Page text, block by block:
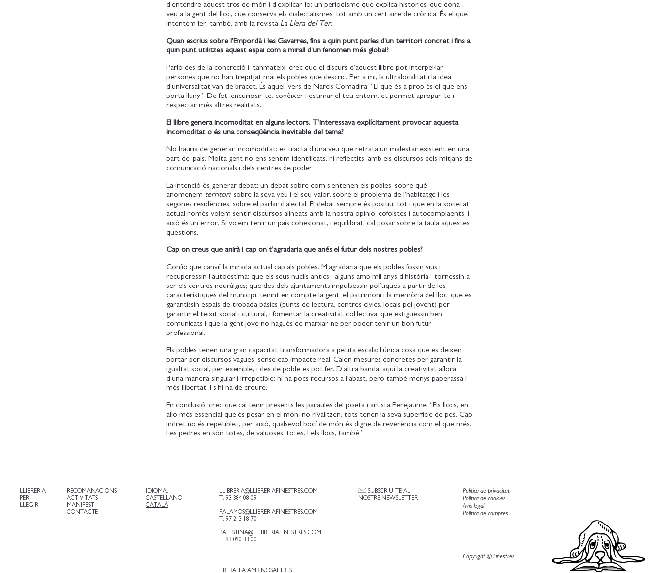
d’entendre aquest tros de món i d’explicar-lo: un periodisme que explica històries, que dona
veu a la gent del lloc, que conserva els dialectalismes, tot amb un cert aire de crònica. És el que
intentem fer, també, amb la revista La Llera del Ter.
Quan escrius sobre l’Empordà i les Gavarres, fins a quin punt parles d’un territori concret i fins a
quin punt utilitzes aquest espai com a mirall d’un fenomen més global?
Parlo des de la concreció i, tanmateix, crec que el discurs d’aquest llibre pot interpel·lar
persones que no han trepitjat mai els pobles que descric. Per a mi, la ultralocalitat i la idea
d’universalitat van de bracet. És aquell vers de Narcís Comadira: “El que és a prop és el que ens
porta lluny”. De fet, encuriosir-te, conèixer i estimar el teu entorn, et permet apropar-te i
respectar més altres realitats.
El llibre genera incomoditat en alguns lectors. T’interessava explícitament provocar aquesta
incomoditat o és una conseqüència inevitable del tema?
No hauria de generar incomoditat: es tracta d’una veu que retrata un malestar existent en una
part del país. Molta gent no ens sentim identificats, ni reflectits, amb els discursos dels mitjans de
comunicació nacionals i dels centres de poder.
La intenció és generar debat: un debat sobre com s’entenen els pobles, sobre què
anomenem territori, sobre la seva veu i el seu valor, sobre el problema de l’habitatge i les
segones residències, sobre el parlar dialectal. El debat sempre és positiu, tot i que en la societat
actual només volem sentir discursos alineats amb la nostra opinió, cofoistes i autocomplaents, i
això és un error. Si volem tenir un país cohesionat, i equilibrat, cal posar sobre la taula aquestes
qüestions.
Cap on creus que anirà i cap on t’agradaria que anés el futur dels nostres pobles?
Confio que canviï la mirada actual cap als pobles. M’agradaria que els pobles fossin vius i
recuperessin l’autoestima: que els seus nuclis antics –alguns amb mil anys d’història– tornessin a
ser els centres neuràlgics; que des dels ajuntaments impulsessin polítiques a partir de les
característiques del municipi, tenint en compte la gent, el patrimoni i la memòria del lloc; que es
garantissin espais de trobada bàsics (punts de lectura, centres cívics, locals pel jovent) per
garantir el teixit social i cultural, i fomentar la creativitat col·lectiva; que estiguessin ben
comunicats i que la gent jove no hagués de marxar-ne per poder tenir un bon futur
professional.
Els pobles tenen una gran capacitat transformadora a petita escala: l’única cosa que es deixen
portar per discursos vagues, sense cap impacte real. Calen mesures concretes per garantir la
igualtat social, per exemple, i des de poble es pot fer. D’altra banda, aquí la creativitat aflora
d’una manera singular i irrepetible: hi ha pocs recursos a l’abast, però també menys paperassa i
més llibertat. I s’hi ha de creure.
En conclusió, crec que cal tenir presents les paraules del poeta i artista Perejaume: “Els llocs, en
allò més essencial que és pesar en el món, no rivalitzen, tots tenen la seva superfície de pes. Cap
indret no és repetible i, per això, qualsevol bocí de món és digne de reverència com el que més.
Les pedres en són totes, de valuoses, totes. I els llocs, també.”
LLIBRERIA
PER
LLEGIR
RECOMANACIONS
ACTIVITATS
MANIFEST
CONTACTE
IDIOMA:
CASTELLANO
CATALÀ
LLIBRERIA@LLIBRERIAFINESTRES.COM
T. 93 384 08 09
PALAMOS@LLIBRERIAFINESTRES.COM
T. 97 213 18 70
PALESTINA@LLIBRERIAFINESTRES.COM
T. 93 090 33 00
TREBALLA AMB NOSALTRES
SUBSCRIU-TE AL
NOSTRE NEWSLETTER
Política de privacitat
Política de cookies
Avís legal
Política de compres
Copyright © Finestres